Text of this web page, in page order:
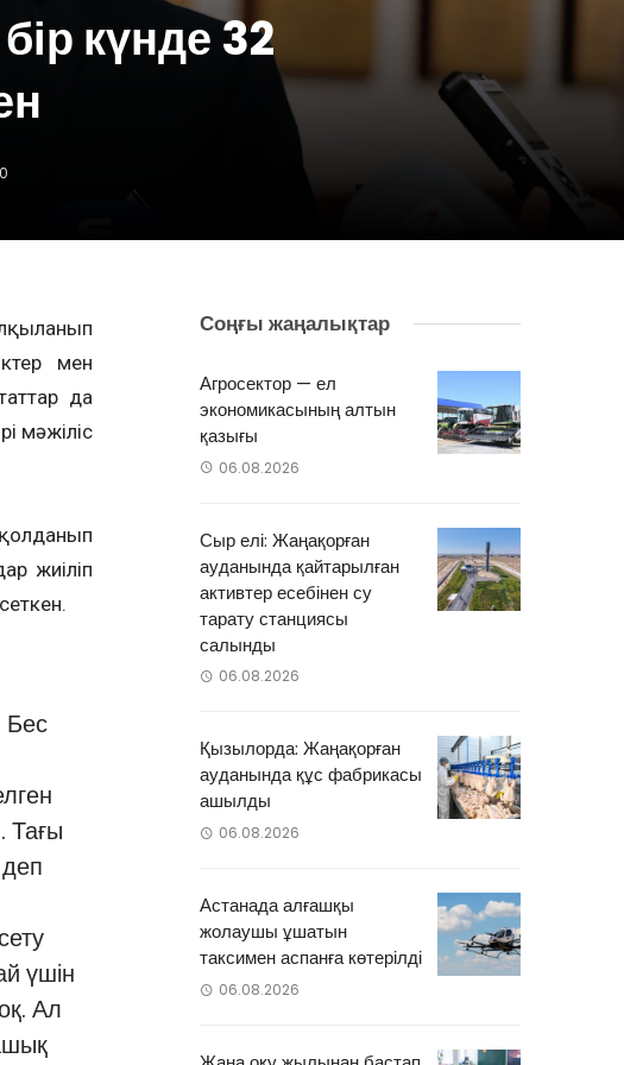
күнде 32
0
мен
да
мәжіліс
жиіліп
Бес
Тағы
үшін
Ал
Соңғы жаңалықтар
Агросектор — ел
экономикасының алтын
қазығы
06.08.2026
Сыр елі: Жаңақорған
ауданында қайтарылған
активтер есебінен су
тарату станциясы
салынды
06.08.2026
Қызылорда: Жаңақорған
ауданында құс фабрикасы
ашылды
06.08.2026
Астанада алғашқы
жолаушы ұшатын
таксимен аспанға көтерілді
06.08.2026